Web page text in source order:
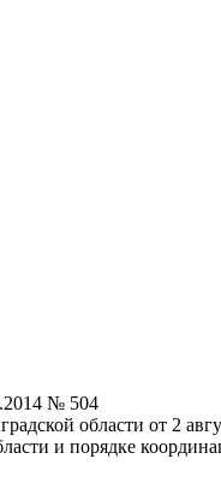
№ 504
области от 2
и порядке